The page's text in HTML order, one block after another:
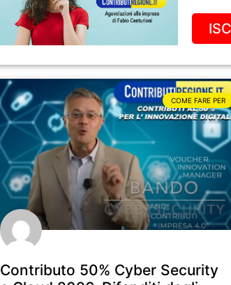
COME FARE PER
Contributo 50% Cyber Security